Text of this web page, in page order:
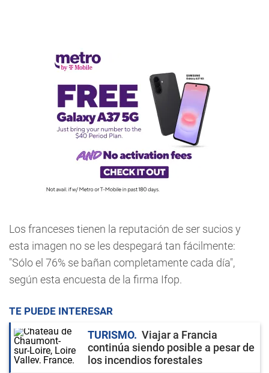
Los franceses tienen la reputación de ser sucios y
esta imagen no se les despegará tan fácilmente:
"Sólo el 76% se bañan completamente cada día",
según esta encuesta de la firma Ifop.
TE PUEDE INTERESAR
TURISMO
Viajar a Francia
continúa siendo posible a pesar de
los incendios forestales